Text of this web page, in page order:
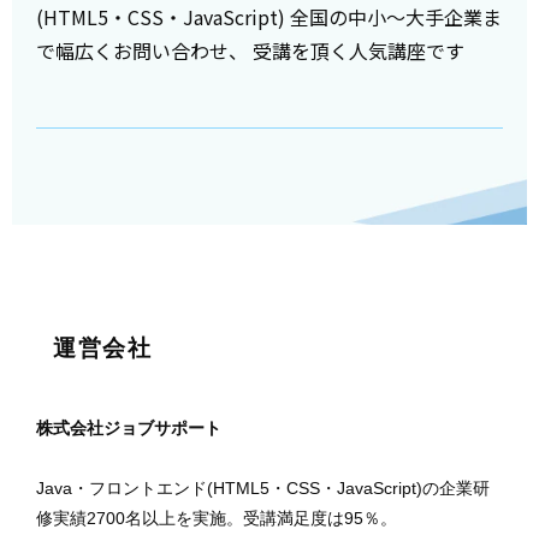
(HTML5・CSS・JavaScript) 全国の中小～大手企業ま
で幅広くお問い合わせ、 受講を頂く人気講座です
運営会社
株式会社ジョブサポート
Java・フロントエンド(HTML5・CSS・JavaScript)の企業研
修実績2700名以上を実施。受講満足度は95％。